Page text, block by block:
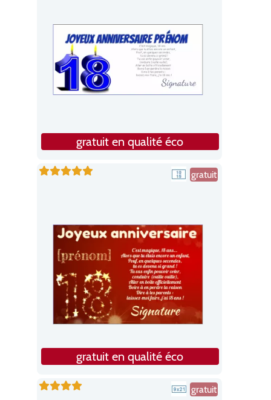
gratuit en qualité éco
gratuit
gratuit en qualité éco
gratuit